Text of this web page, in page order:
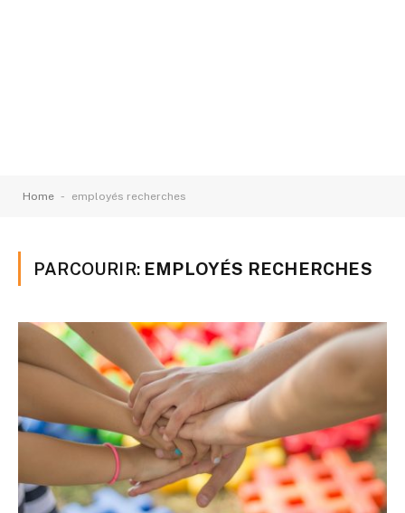
Home - employés recherches
PARCOURIR: EMPLOYÉS RECHERCHES